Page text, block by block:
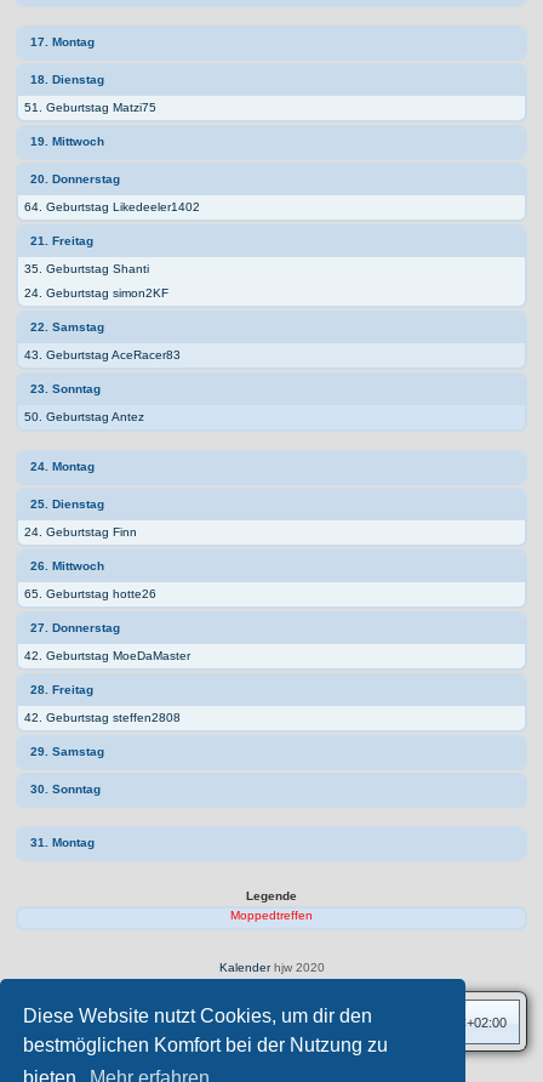
Diese Website nutzt Cookies, um dir den
bestmöglichen Komfort bei der Nutzung zu
17. Montag
18. Dienstag
51. Geburtstag Matzi75
19. Mittwoch
20. Donnerstag
64. Geburtstag Likedeeler1402
21. Freitag
35. Geburtstag Shanti
24. Geburtstag simon2KF
22. Samstag
43. Geburtstag AceRacer83
23. Sonntag
50. Geburtstag Antez
24. Montag
25. Dienstag
24. Geburtstag Finn
26. Mittwoch
65. Geburtstag hotte26
27. Donnerstag
42. Geburtstag MoeDaMaster
28. Freitag
42. Geburtstag steffen2808
29. Samstag
30. Sonntag
31. Montag
Legende
Moppedtreffen
Kalenderhjw 2020
Foren-Übersicht Alle Zeiten sind UTC+02:00